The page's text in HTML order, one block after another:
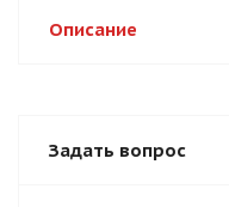
Описание
Задать вопрос